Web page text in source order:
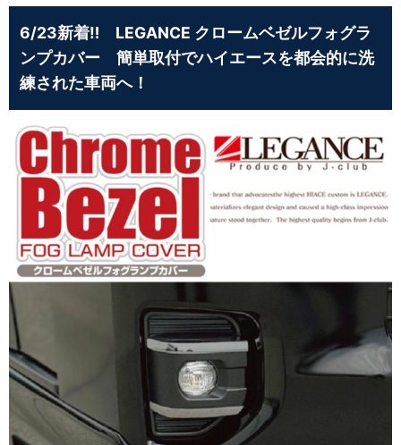
6/23新着‼ LEGANCE クロームベゼルフォグラ
ンプカバー 簡単取付でハイエースを都会的に洗
練された車両へ！